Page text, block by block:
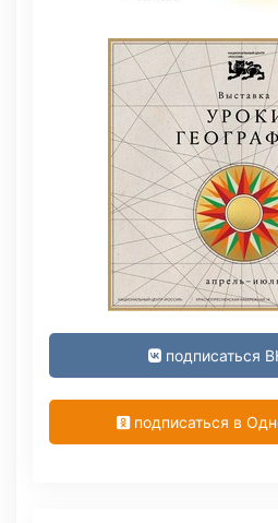
подписаться
подписаться в